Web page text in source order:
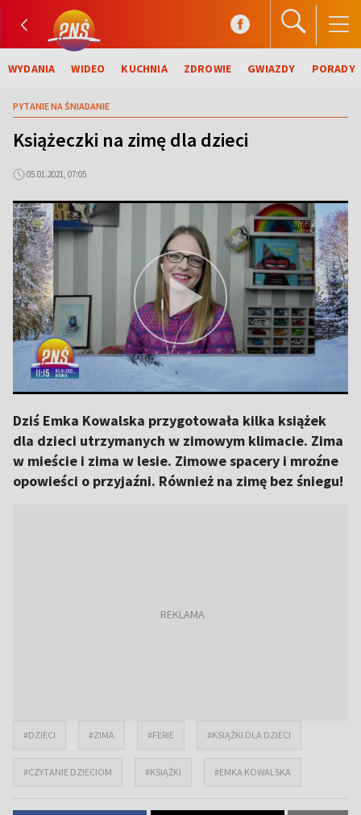
WYDANIA WIDEO KUCHNIA ZDROWIE GWIAZDY PORADY
PYTANIE NA ŚNIADANIE
Książeczki na zimę dla dzieci
05.01.2021, 07:05
Dziś Emka Kowalska przygotowała kilka książek
dla dzieci utrzymanych w zimowym klimacie. Zima
w mieście i zima w lesie. Zimowe spacery i mroźne
opowieści o przyjaźni. Również na zimę bez śniegu!
#DZIECI #ZIMA #FERIE #KSIĄŻKI DLA DZIECI
#CZYTANIE DZIECIOM #KSIĄŻKI #EMKA KOWALSKA